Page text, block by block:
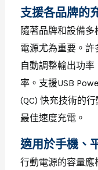
支援各品牌的
隨著品牌和設備
電源尤為重要。
自動調整輸出功
率。支援USB
(QC) 快充技術的
最佳速度充電。
適用於手機、
行動電源的容量應